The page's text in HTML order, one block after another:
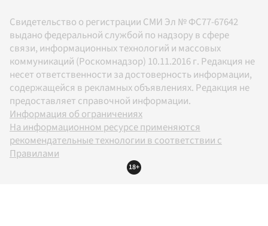
Свидетельство о регистрации СМИ Эл № ФС77-67642
выдано федеральной службой по надзору в сфере
связи, информационных технологий и массовых
коммуникаций (Роскомнадзор) 10.11.2016 г. Редакция не
несет ответственности за достоверность информации,
содержащейся в рекламных объявлениях. Редакция не
предоставляет справочной информации.
Информация об ограничениях
На информационном ресурсе применяются
рекомендательные технологии в соответствии с
Правилами
18+